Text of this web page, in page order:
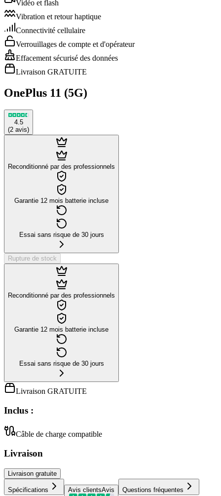
Vidéo et flash
Vibration et retour haptique
Connectivité cellulaire
Verrouillages de compte et d'opérateur
Effacement sécurisé des données
Livraison GRATUITE
OnePlus 11 (5G)
4.5
(2 avis)
Reconditionné par des professionnels
Garantie 12 mois batterie incluse
Essai sans risque de 30 jours
Rupture de stock
Reconditionné par des professionnels
Garantie 12 mois batterie incluse
Essai sans risque de 30 jours
Livraison GRATUITE
Inclus :
Câble de charge compatible
Livraison
Livraison gratuite
Spécifications Avis clientsAvis Questions fréquentes